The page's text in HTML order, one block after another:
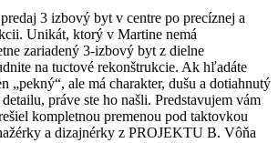
3 izbový byt v centre po precíznej a
Unikát, ktorý v Martine nemá
zariadený 3-izbový byt z dielne
na tuctové rekonštrukcie. Ak hľadáte
„pekný“, ale má charakter, dušu a dotiahnutý
práve ste ho našli. Predstavujem vám
kompletnou premenou pod taktovkou
a dizajnérky z PROJEKTU B. Vôňa